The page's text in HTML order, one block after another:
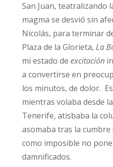
San Juan, teatralizando
magma se desvió sin
Nicolás, para terminar
Plaza de la Glorieta, La
mi estado de excitación
a convertirse en
los minutos, de dolor.
mientras volaba desde
Tenerife, atisbaba la
asomaba tras la
como imposible no
damnificados.